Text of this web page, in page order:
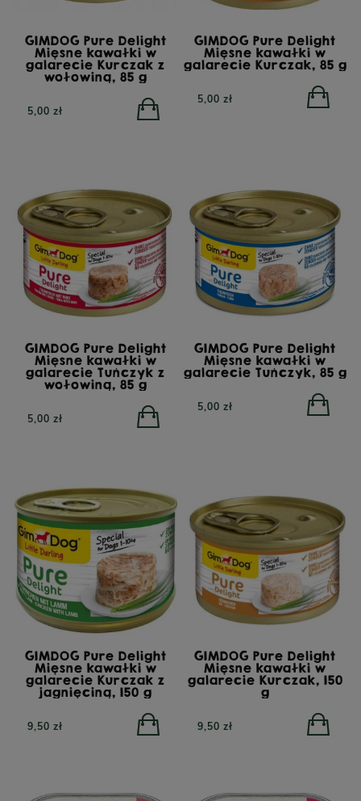
GIMDOG Pure Delight
Mięsne kawałki w
galarecie Kurczak z
wołowiną, 85 g
5,00 zł
GIMDOG Pure Delight
Mięsne kawałki w
galarecie Kurczak, 85 g
5,00 zł
GIMDOG Pure Delight
Mięsne kawałki w
galarecie Tuńczyk z
wołowiną, 85 g
5,00 zł
GIMDOG Pure Delight
Mięsne kawałki w
galarecie Tuńczyk, 85 g
5,00 zł
GIMDOG Pure Delight
Mięsne kawałki w
galarecie Kurczak z
jagnięciną, 150 g
9,50 zł
GIMDOG Pure Delight
Mięsne kawałki w
galarecie Kurczak, 150
g
9,50 zł